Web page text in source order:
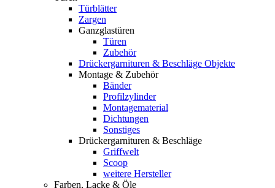
Türblätter
Zargen
Ganzglastüren
Türen
Zubehör
Drückergarnituren & Beschläge Objekte
Montage & Zubehör
Bänder
Profilzylinder
Montagematerial
Dichtungen
Sonstiges
Drückergarnituren & Beschläge
Griffwelt
Scoop
weitere Hersteller
Farben, Lacke & Öle